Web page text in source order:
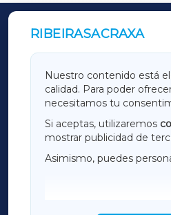
RIBEIRASACRAXA
Nuestro contenido está
calidad. Para poder
necesitamos tu
Si aceptas, utilizaremos
mostrar publicidad de
Asimismo, puedes
OUTROS
GALICIAXA
AMARIÑAXA
OURENSEXA